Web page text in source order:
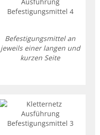
Befestigungsmittel an
jeweils einer langen und
kurzen Seite